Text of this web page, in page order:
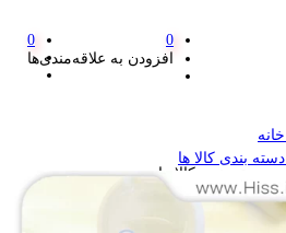
0
افزودن به علاقه‌مندی‌ها
0
خانه
دسته بندی کالا ها
دسته بندی کالا ها
لوازم تحریر و هنر